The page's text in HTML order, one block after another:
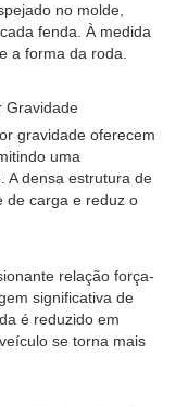
no molde,
fenda. À medida
a forma da roda.
Gravidade
gravidade oferecem
uma
A densa estrutura de
de carga e reduz o
relação força-
significativa de
é reduzido em
se torna mais